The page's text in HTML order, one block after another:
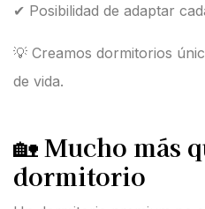
✔ Posibilidad de adaptar
💡 Creamos dormitorios
de vida.
🏡Mucho más
dormitorio